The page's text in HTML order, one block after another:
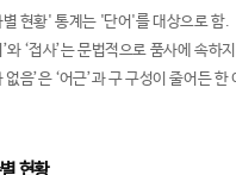
현황' 통계는 '단어'를 대상으로 함.
와 ‘접사’는 문법적으로 품사에 속
없음’은 ‘어근’과 구 구성이 줄어든
현황